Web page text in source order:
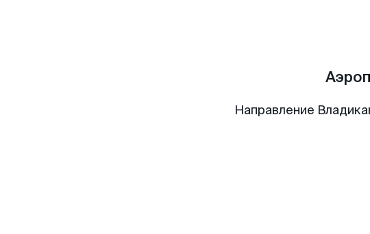
Направление